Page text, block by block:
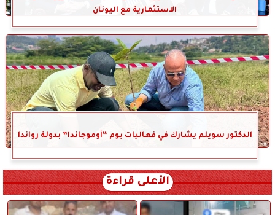
الاستثمارية مع اليونان
الدكتور سويلم يشارك في فعاليات يوم “أوموجاندا” بدولة رواندا
الأعلى قراءة